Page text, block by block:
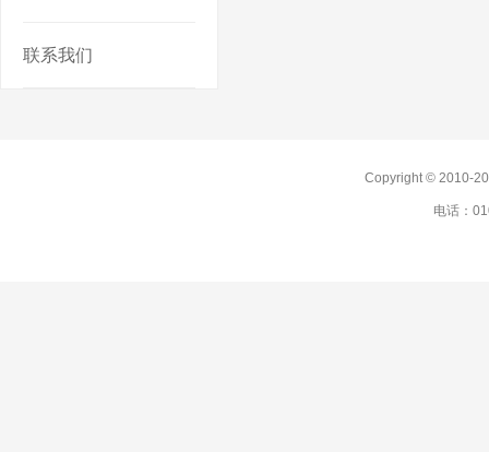
联系我们
Copyright © 2010-
电话：